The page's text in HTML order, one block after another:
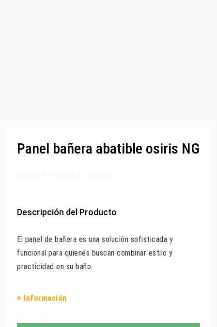
Panel bañera abatible osiris NG
Descripción del Producto
El panel de bañera es una solución sofisticada y
funcional para quienes buscan combinar estilo y
practicidad en su baño.
+ Información